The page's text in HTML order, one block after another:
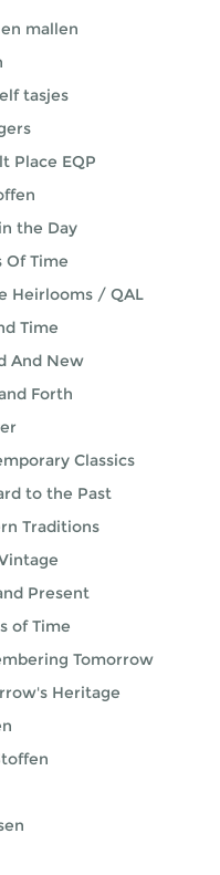
mallen
tasjes
Place EQP
the Day
Of Time
Heirlooms / QAL
Time
And New
Forth
Classics
to the Past
Traditions
Present
of Time
Tomorrow
Heritage